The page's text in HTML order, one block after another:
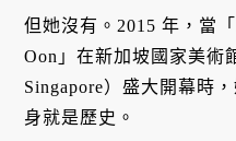
但她沒有。2015 年，當
Oon」在新加坡國家美術
Singapore）盛大開幕時
身就是歷史。